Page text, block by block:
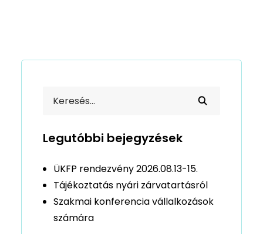
Legutóbbi bejegyzések
ÜKFP rendezvény 2026.08.13-15.
Tájékoztatás nyári zárvatartásról
Szakmai konferencia vállalkozások
számára